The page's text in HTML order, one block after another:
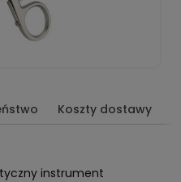
Koszty dostawy
instrument